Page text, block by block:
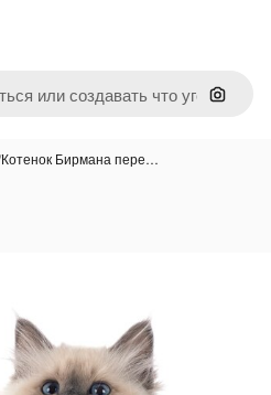
Поиск
Котенок Бирмана пере…